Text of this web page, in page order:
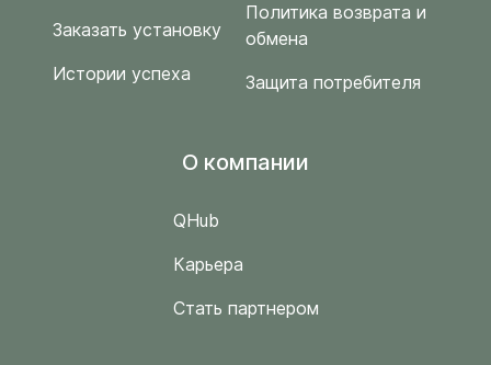
Заказать установку
Истории успеха
Политика возврата и
обмена
Защита потребителя
O компании
QHub
Карьера
Стать партнером